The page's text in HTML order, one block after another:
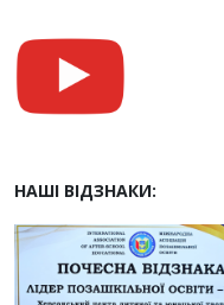
НАШІ ВІДЗНАКИ: